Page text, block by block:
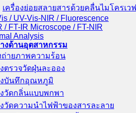
เครื่องย่อยสลายสารด้วยคลื่นไมโครเวฟ
/ UV-Vis-NIR / Fluorescence
/ FT-IR Microscope / FT-NIR
Analysis
งด้านอุตสาหกรรม
ถ่ายภาพความร้อน
ตรวจวัดฝุ่นละออง
งบันทึกอุณหภูมิ
งวัดกลิ่นแบบพกพา
งวัดความนําไฟฟ้าของสารละลาย